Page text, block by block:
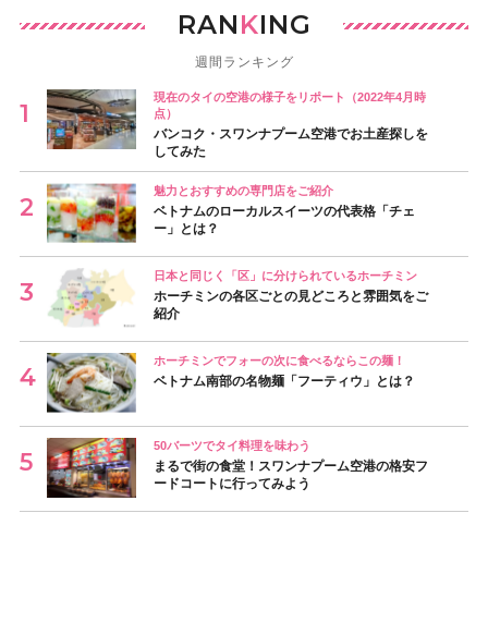
RANKING
週間ランキング
現在のタイの空港の様子をリポート（2022年4月時
点）
バンコク・スワンナプーム空港でお土産探しを
してみた
魅力とおすすめの専門店をご紹介
ベトナムのローカルスイーツの代表格「チェ
ー」とは？
日本と同じく「区」に分けられているホーチミン
ホーチミンの各区ごとの見どころと雰囲気をご
紹介
ホーチミンでフォーの次に食べるならこの麺！
ベトナム南部の名物麺「フーティウ」とは？
50バーツでタイ料理を味わう
まるで街の食堂！スワンナプーム空港の格安フ
ードコートに行ってみよう